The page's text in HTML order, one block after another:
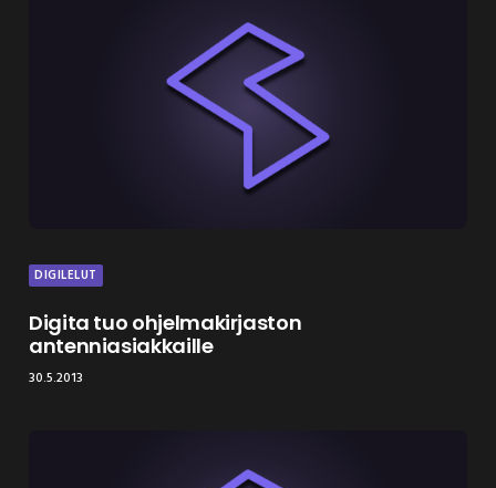
DIGILELUT
Digita tuo ohjelmakirjaston
antenniasiakkaille
30.5.2013